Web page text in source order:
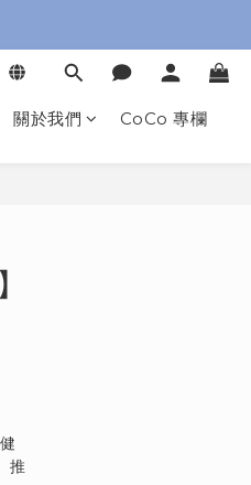
關於我們 CoCo 專欄
推